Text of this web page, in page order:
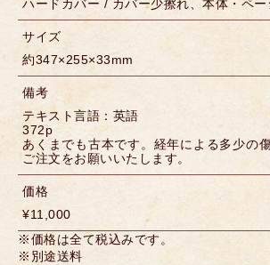
ハードカバー / カバー少擦れ、本体・ペ
サイズ
約347×255×33mm
備考
テキスト言語：英語
372p
あくまでも古本です。経年による多少の
ご注文をお願いいたします。
価格
¥11,000
※価格は全て税込みです。
※別途送料